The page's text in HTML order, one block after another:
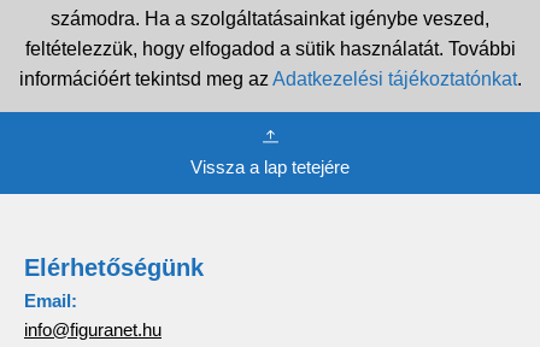
számodra. Ha a szolgáltatásainkat igénybe veszed,
feltételezzük, hogy elfogadod a sütik használatát. További
információért tekintsd meg az Adatkezelési tájékoztatónkat.
Vissza a lap tetejére
Elérhetőségünk
Email:
info@figuranet.hu